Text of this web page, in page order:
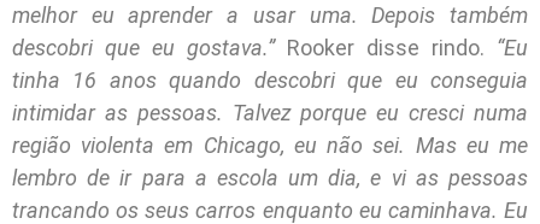
melhor eu aprender a usar uma. Depois também
descobri que eu gostava.”Rooker disse rindo. “Eu
tinha 16 anos quando descobri que eu conseguia
intimidar as pessoas. Talvez porque eu cresci numa
região violenta em Chicago, eu não sei. Mas eu me
lembro de ir para a escola um dia, e vi as pessoas
trancando os seus carros enquanto eu caminhava. Eu